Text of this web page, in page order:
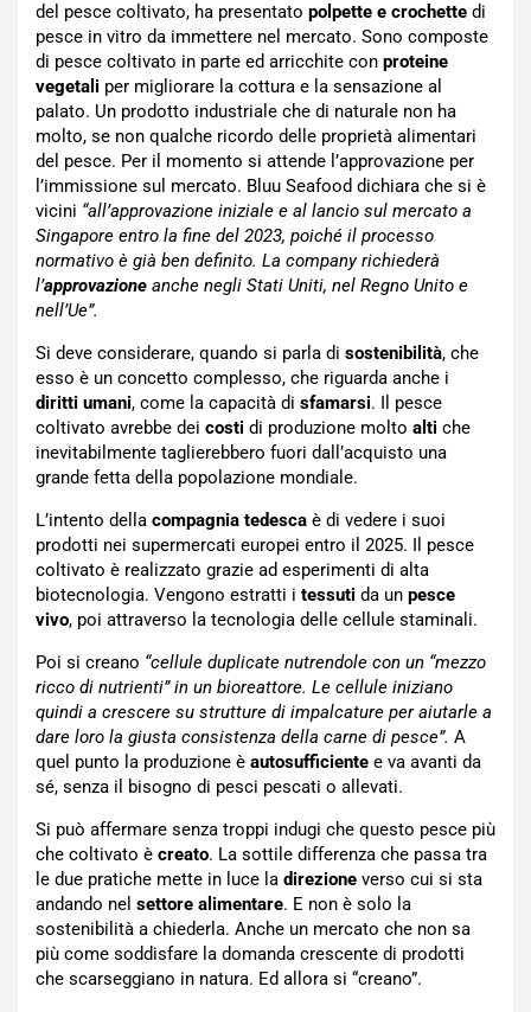
del pesce coltivato, ha presentato polpette e crochette di
pesce in vitro da immettere nel mercato. Sono composte
di pesce coltivato in parte ed arricchite con proteine
vegetali per migliorare la cottura e la sensazione al
palato. Un prodotto industriale che di naturale non ha
molto, se non qualche ricordo delle proprietà alimentari
del pesce. Per il momento si attende l’approvazione per
l’immissione sul mercato. Bluu Seafood dichiara che si è
vicini “all’approvazione iniziale e al lancio sul mercato a
Singapore entro la fine del 2023, poiché il processo
normativo è già ben definito. La company richiederà
l’approvazione anche negli Stati Uniti, nel Regno Unito e
nell’Ue”.
Si deve considerare, quando si parla di sostenibilità, che
esso è un concetto complesso, che riguarda anche i
diritti umani, come la capacità di sfamarsi. Il pesce
coltivato avrebbe dei costi di produzione molto alti che
inevitabilmente taglierebbero fuori dall’acquisto una
grande fetta della popolazione mondiale.
L’intento della compagnia tedesca è di vedere i suoi
prodotti nei supermercati europei entro il 2025. Il pesce
coltivato è realizzato grazie ad esperimenti di alta
biotecnologia. Vengono estratti i tessuti da un pesce
vivo, poi attraverso la tecnologia delle cellule staminali.
Poi si creano “cellule duplicate nutrendole con un “mezzo
ricco di nutrienti” in un bioreattore. Le cellule iniziano
quindi a crescere su strutture di impalcature per aiutarle a
dare loro la giusta consistenza della carne di pesce”. A
quel punto la produzione è autosufficiente e va avanti da
sé, senza il bisogno di pesci pescati o allevati.
Si può affermare senza troppi indugi che questo pesce più
che coltivato è creato. La sottile differenza che passa tra
le due pratiche mette in luce la direzione verso cui si sta
andando nel settore alimentare. E non è solo la
sostenibilità a chiederla. Anche un mercato che non sa
più come soddisfare la domanda crescente di prodotti
che scarseggiano in natura. Ed allora si “creano”.